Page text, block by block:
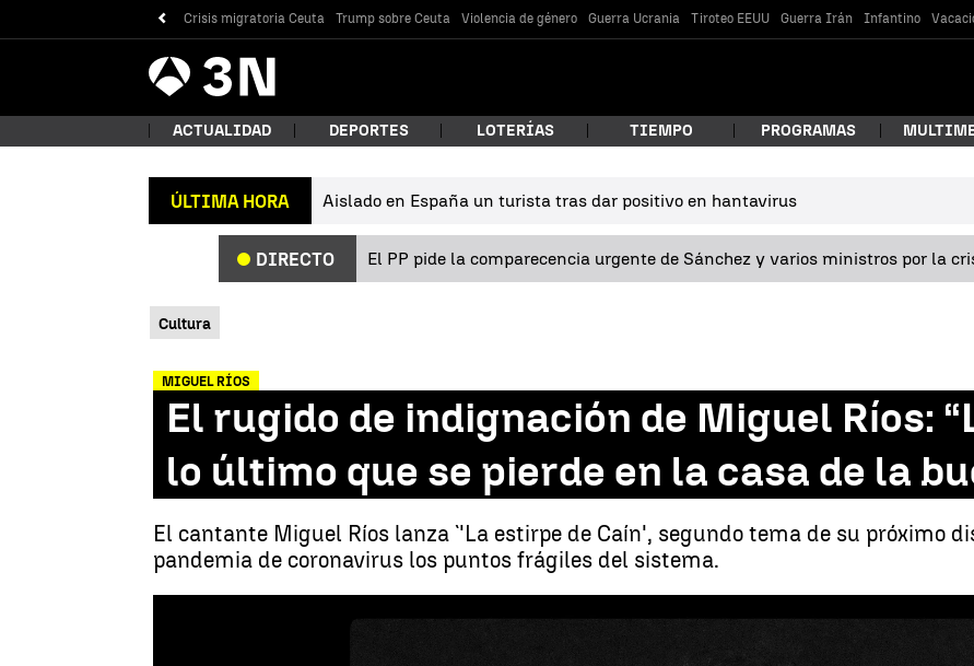
Crisis migratoria Ceuta Trump sobre Ceuta Violencia de género Guerra Ucrania Tiroteo EEUU Guerra Irán Infantino
Antena
3 Noticias
¿Qué estás buscando?
Buscar
ACTUALIDAD DEPORTES LOTERÍAS TIEMPO PROGRAMAS
ÚLTIMA HORA Aislado en España un turista tras dar positivo en hantavirus
DIRECTO El PP pide la comparecencia urgente de Sánchez y varios ministros por la
Cultura
MIGUEL RÍOS
El rugido de indignación de Miguel Ríos:
lo último que se pierde en la casa de la
El cantante Miguel Ríos lanza `'La estirpe de Caín', segundo tema de su próximo
pandemia de coronavirus los puntos frágiles del sistema.